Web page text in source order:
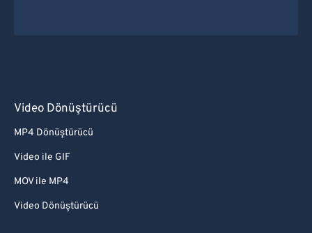
Video Dönüştürücü
MP4 Dönüştürücü
Video ile GIF
MOV ile MP4
Video Dönüştürücü